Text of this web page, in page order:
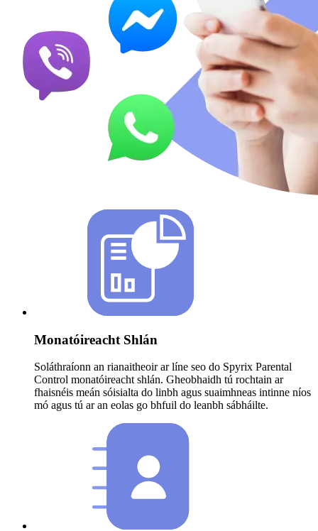
Monatóireacht Shlán
Soláthraíonn an rianaitheoir ar líne seo do Spyrix Parental
Control monatóireacht shlán. Gheobhaidh tú rochtain ar
fhaisnéis meán sóisialta do linbh agus suaimhneas intinne níos
mó agus tú ar an eolas go bhfuil do leanbh sábháilte.